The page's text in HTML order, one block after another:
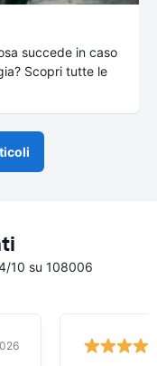
succede in caso
Scopri tutte le
10 su 108006